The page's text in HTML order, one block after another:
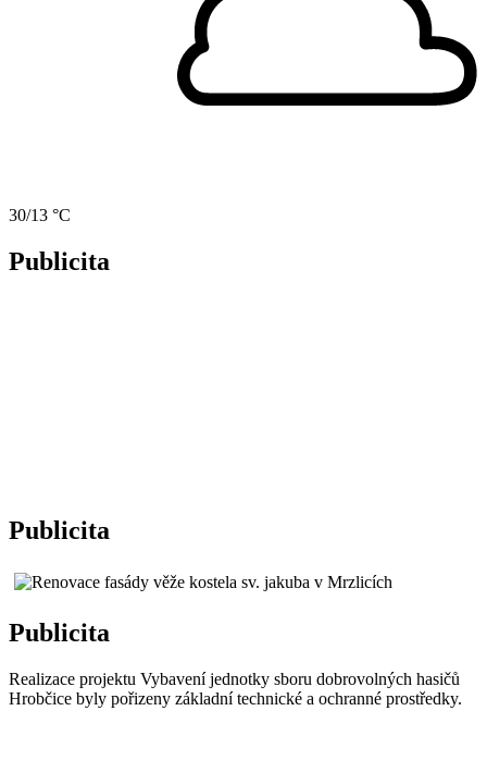
30/13 °C
Publicita
Publicita
Publicita
Realizace projektu Vybavení jednotky sboru dobrovolných hasičů
Hrobčice byly pořizeny základní technické a ochranné prostředky.